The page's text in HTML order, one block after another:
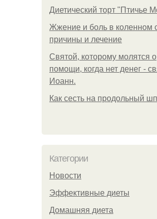
Диетический торт "Птичье
Жжение и боль в коленном
причины и лечение
Святой, которому молятся о
помощи, когда нет денег -
Иоанн.
Как сесть на продольный
Категории
Новости
Эффективные диеты
Домашняя диета